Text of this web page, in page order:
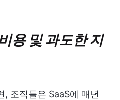
용 및 과도한 지
, 조직들은 SaaS에 매년